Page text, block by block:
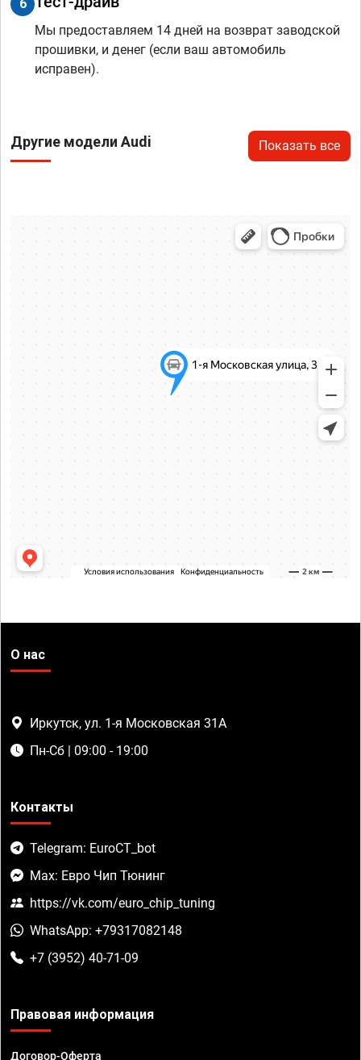
6
Мы предоставляем 14 дней на возврат заводской
прошивки, и денег (если ваш автомобиль
исправен).
Другие модели Audi Показать все
О нас
Иркутск, ул. 1-я Московская 31А
Пн-Сб | 09:00 - 19:00
Контакты
Telegram: EuroCT_bot
Max: Евро Чип Тюнинг
https://vk.com/euro_chip_tuning
WhatsApp: +79317082148
+7 (3952) 40-71-09
Правовая информация
Договор-Оферта